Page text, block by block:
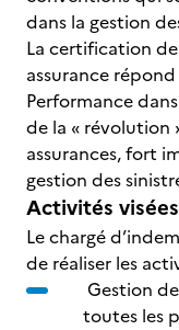
dans la gestion
La certification
assurance
Performance
de la « révolution
assurances, fort
gestion des
Activités
Le chargé
de réaliser les
Gestion
toutes les